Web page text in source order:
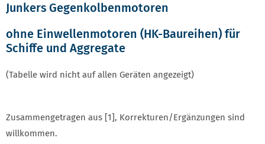
Junkers Gegenkolbenmotoren
ohne Einwellenmotoren (HK-Baureihen) für
Schiffe und Aggregate
(Tabelle wird nicht auf allen Geräten angezeigt)
Zusammengetragen aus [1], Korrekturen/Ergänzungen sind
willkommen.